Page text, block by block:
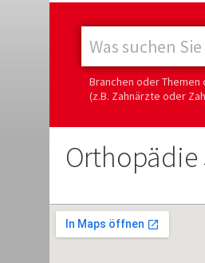
Branchen oder Themen
(z.B. Zahnärzte oder
Orthopädie